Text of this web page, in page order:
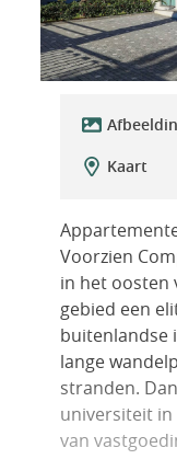
Kaart
Voorzien
in het oosten
gebied een
buitenlandse
lange
stranden.
universiteit in
van